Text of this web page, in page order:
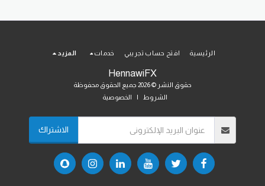
HennawiFX
حقوق النشر © 2026 جميع الحقوق محفوظة
الشروط
| الخصوصية
الرئيسية افتح حساب تجريبي خدمات المزيد
الاشتراك